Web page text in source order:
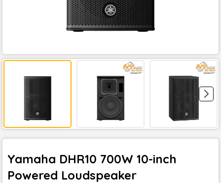
Yamaha DHR10 700W 10-inch
Powered Loudspeaker